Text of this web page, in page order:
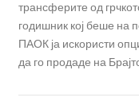
трансферите од
годишник кој беше на
ПАОК ја искористи
да го продаде на